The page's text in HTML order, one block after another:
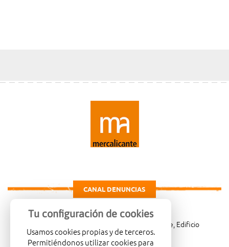
CANAL DENUNCIAS
Carretera de Madrid Km. 4, 03114 Alicante, Edificio
Administrativo, planta 3ª
Tu configuración de cookies
Usamos cookies propias y de terceros.
Permitiéndonos utilizar cookies para